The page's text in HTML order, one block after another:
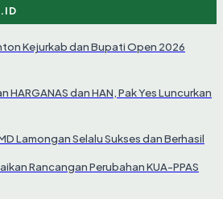
Kejurkab dan Bupati Open 2026
HARGANAS dan HAN, Pak Yes Luncurkan
Lamongan Selalu Sukses dan Berhasil
Rancangan Perubahan KUA-PPAS